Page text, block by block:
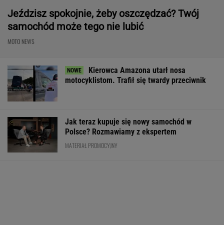
Jeździsz spokojnie, żeby oszczędzać? Twój
samochód może tego nie lubić
MOTO NEWS
Kierowca Amazona utarł nosa
motocyklistom. Trafił się twardy przeciwnik
Jak teraz kupuje się nowy samochód w
Polsce? Rozmawiamy z ekspertem
MATERIAŁ PROMOCYJNY